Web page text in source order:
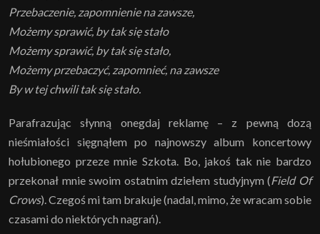
Przebaczenie, zapomnienie na zawsze,
Możemy sprawić, by tak się stało
Możemy sprawić, by tak się stało,
Możemy przebaczyć, zapomnieć, na zawsze
By w tej chwili tak się stało.
Parafrazując słynną onegdaj reklamę – z pewną dozą
nieśmiałości sięgnąłem po najnowszy album koncertowy
hołubionego przeze mnie Szkota. Bo, jakoś tak nie bardzo
przekonał mnie swoim ostatnim dziełem studyjnym (Field Of
Crows). Czegoś mi tam brakuje (nadal, mimo, że wracam sobie
czasami do niektórych nagrań).